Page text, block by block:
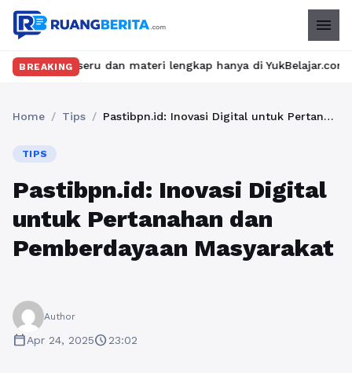
menu
BREAKING
dan materi lengkap hanya di YukBelajar.com. Mulai
Home / Tips / Pastibpn.id: Inovasi Digital untuk Pertanahan dan Pemberdayaan Masyarakat
TIPS
Pastibpn.id: Inovasi Digital
untuk Pertanahan dan
Pemberdayaan Masyarakat
Author
calendar_todayApr 24, 2025schedule23:02